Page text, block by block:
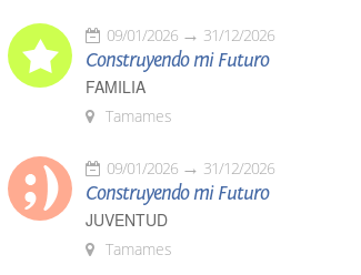
09/01/2026 31/12/2026
Construyendo mi Futuro
FAMILIA
Tamames
09/01/2026 31/12/2026
Construyendo mi Futuro
JUVENTUD
Tamames